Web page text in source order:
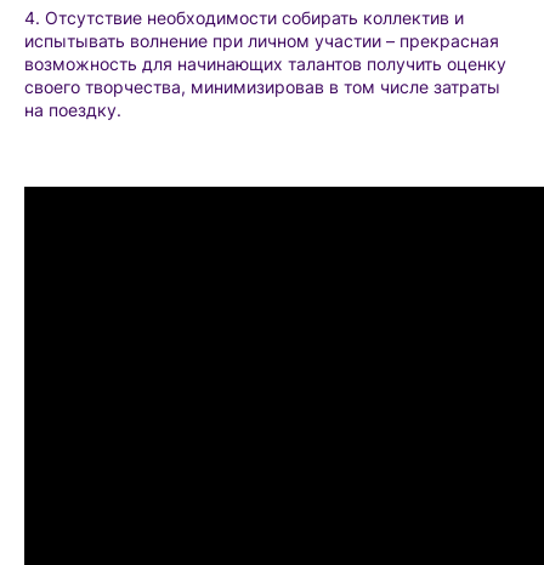
4. Отсутствие необходимости собирать коллектив и
испытывать волнение при личном участии – прекрасная
возможность для начинающих талантов получить оценку
своего творчества, минимизировав в том числе затраты
на поездку.